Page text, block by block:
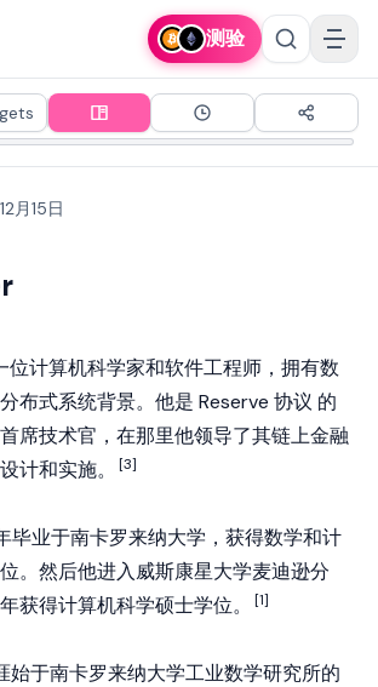
测验
月15日
位计算机科学家和软件工程师，拥有数
布式系统背景。他是 Reserve 协议 的
席技术官，在那里他领导了其链上金融
计和实施。
[3]
毕业于南卡罗来纳大学，获得数学和计
。然后他进入威斯康星大学麦迪逊分
获得计算机科学硕士学位。
[1]
始于南卡罗来纳大学工业数学研究所的